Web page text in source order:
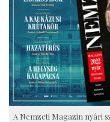
A Nemzeti Magazin nyári